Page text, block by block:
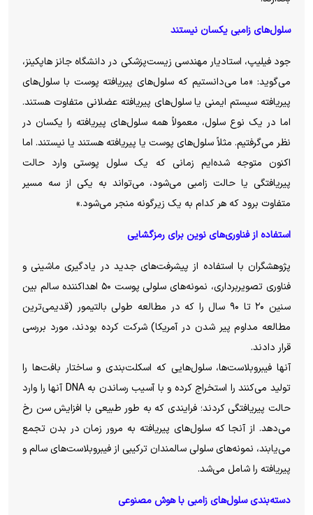
سلول‌های زامبی یکسان نیستند
جود فیلیپ، استادیار مهندسی زیست‌پزشکی در دانشگاه جانز هاپکینز،
می‌گوید: «ما می‌دانستیم که سلول‌های پیریافته پوست با سلول‌های
پیریافته سیستم ایمنی یا سلول‌های پیریافته عضلانی متفاوت هستند.
اما در یک نوع سلول، معمولاً همه سلول‌های پیریافته را یکسان در
نظر می‌گرفتیم. مثلاً سلول‌های پوست یا پیریافته هستند یا نیستند. اما
اکنون متوجه شده‌ایم زمانی که یک سلول پوستی وارد حالت
پیریافتگی یا حالت زامبی می‌شود، می‌تواند به یکی از سه مسیر
متفاوت برود که هر کدام به یک زیرگونه منجر می‌شود.»
استفاده از فناوری‌های نوین برای رمزگشایی
پژوهشگران با استفاده از پیشرفت‌های جدید در یادگیری ماشینی و
فناوری تصویربرداری، نمونه‌های سلولی پوست ۵۰ اهداکننده سالم بین
سنین ۲۰ تا ۹۰ سال را که در مطالعه طولی بالتیمور (قدیمی‌ترین
مطالعه مداوم پیر شدن در آمریکا) شرکت کرده بودند، مورد بررسی
قرار دادند.
آنها فیبروبلاست‌ها، سلول‌هایی که اسکلت‌بندی و ساختار بافت‌ها را
تولید می‌کنند را استخراج کرده و با آسیب رساندن به DNA آنها را وارد
حالت پیریافتگی کردند؛ فرایندی که به طور طبیعی با افزایش سن رخ
می‌دهد. از آنجا که سلول‌های پیریافته به مرور زمان در بدن تجمع
می‌یابند، نمونه‌های سلولی سالمندان ترکیبی از فیبروبلاست‌های سالم و
پیریافته را شامل می‌شد.
دسته‌بندی سلول‌های زامبی با هوش مصنوعی